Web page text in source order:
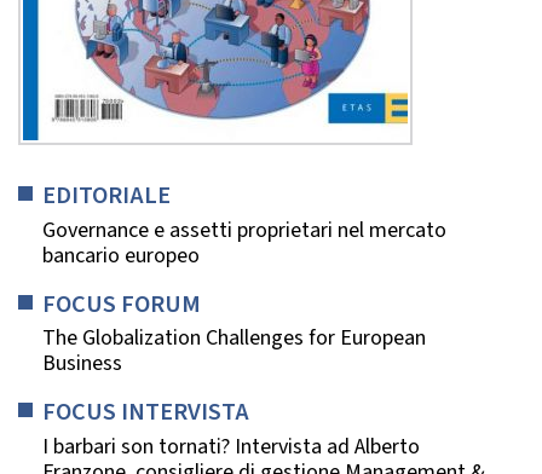
EDITORIALE
Governance e assetti proprietari nel mercato
bancario europeo
FOCUS FORUM
The Globalization Challenges for European
Business
FOCUS INTERVISTA
I barbari son tornati? Intervista ad Alberto